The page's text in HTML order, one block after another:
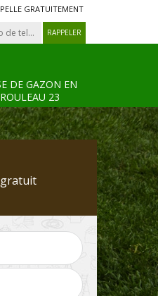
GRATUITEMENT
DE GAZON EN
ROULEAU 23
Pose de clôture et
grillage 23